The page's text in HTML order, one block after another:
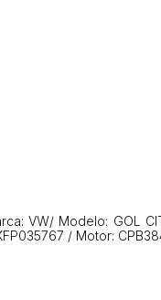
VW/ Modelo: GOL
/ Motor: